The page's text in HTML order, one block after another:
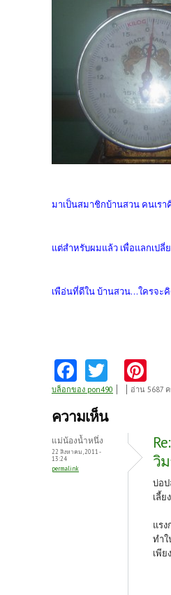
มาเป็นสมาชิกบ้านสวน คนเรา
แต่สำหรับผมแล้ว เพื่อแลกเปลี่
เพือ่นที่ดีใน บ้านสวน...ใครจะ
Fa
ce
b
o
o
k
w
itt
nt
es
t
บล็อกของ pon490 อ่าน 5687 ค
ความเห็น
แม่น้องน้ำหนึ่ง
22 สิงหาคม, 2011 -
13:24
permalink
วิ
บ่อ
เลี้ย
แรง
ทำ
เพียง